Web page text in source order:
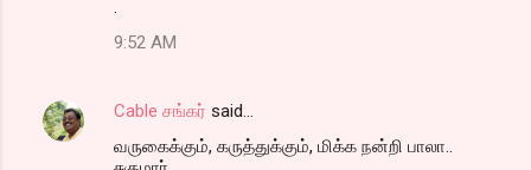
9:52 AM
Cable சங்கர் said…
வருகைக்கும், கருத்துக்கும், மிக்க நன்றி பாலா..